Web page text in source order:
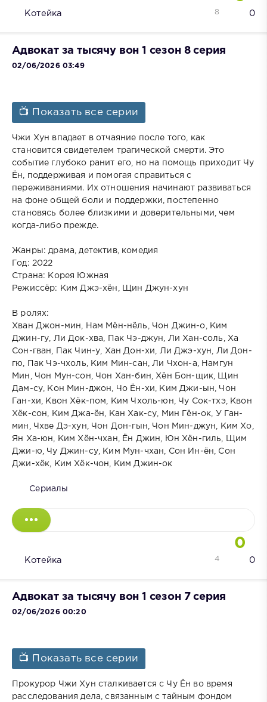
Котейка 0
8
Адвокат за тысячу вон 1 сезон 8 серия
02/06/2026 03:49
📺 Показать все серии
Чжи Хун впадает в отчаяние после того, как
становится свидетелем трагической смерти. Это
событие глубоко ранит его, но на помощь приходит Чу
Ён, поддерживая и помогая справиться с
переживаниями. Их отношения начинают развиваться
на фоне общей боли и поддержки, постепенно
становясь более близкими и доверительными, чем
когда-либо прежде.
Жанры: драма, детектив, комедия
Год: 2022
Страна: Корея Южная
Режиссёр: Ким Джэ-хён, Щин Джун-хун
В ролях:
Хван Джон-мин, Нам Мён-нёль, Чон Джин-о, Ким
Джин-гу, Ли Док-хва, Пак Чэ-джун, Ли Хан-соль, Ха
Сон-гван, Пак Чин-у, Хан Дон-хи, Ли Джэ-хун, Ли Дон-
гю, Пак Чэ-чхоль, Ким Мин-сан, Ли Чхон-а, Намгун
Мин, Чон Мун-сон, Чон Хан-бин, Хён Бон-щик, Щин
Дам-су, Кон Мин-джон, Чо Ён-хи, Ким Джи-ын, Чон
Ган-хи, Квон Хёк-пом, Ким Чхоль-юн, Чу Сок-тхэ, Квон
Хёк-сон, Ким Джа-ён, Кан Хак-су, Мин Гён-ок, У Ган-
мин, Чхве Дэ-хун, Чон Дон-гын, Чон Мин-джун, Ким Хо,
Ян Ха-юн, Ким Хён-чхан, Ён Джин, Юн Хён-гиль, Щим
Джи-ю, Чу Джин-су, Ким Мун-чхан, Сон Ин-ён, Сон
Джи-хёк, Ким Хёк-чон, Ким Джин-ок
Сериалы
0
Котейка 0
4
Адвокат за тысячу вон 1 сезон 7 серия
02/06/2026 00:20
📺 Показать все серии
Прокурор Чжи Хун сталкивается с Чу Ён во время
расследования дела, связанным с тайным фондом